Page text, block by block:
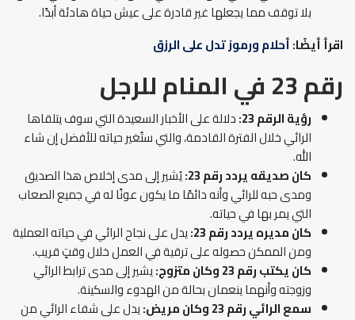
بلا توقف مما يجعلها غير قادرة على عيش حياة هادئة أبدًا.
اقرأ أيضًا:أحلام ورموز تدل على الرزق
رقم 23 في المنام للرجل
رؤية الرقم 23:
دلالة على الأخبار السعيدة التي سوف يتلقاها
الرائي خلال الفترة القادمة، والتي ستُغير حياته للأفضل إن شاء
الله.
كان صديقه يردد رقم 23:
يُشير إلى مدى إخلاص هذا الصديق
ومدى حبه للرائي وأنه دائمًا ما يكون عونًا له في جميع الصعاب
التي يمر بها في حياته.
كان مديره يردد رقم 23:
يدل على نجاح الرائي في حياته العملية
ومن الممكن حصوله على ترقية في العمل خلال وقتٍ قريب.
كان يكتب رقم 23 وكان متزوج:
يشير إلى مدى ترابط الرائي
وزوجته وأنهما ينعمان بحالة من الهدوء والسكينة.
سمع الرائي رقم 23 وكان مريض:
يدل على شفاء الرائي من